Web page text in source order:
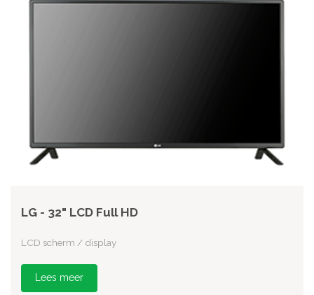
LG - 32" LCD Full HD
LCD scherm / display
Lees meer